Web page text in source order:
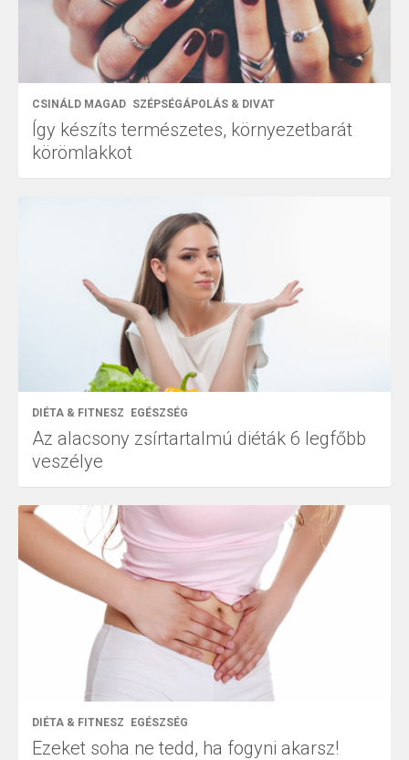
CSINÁLD MAGAD SZÉPSÉGÁPOLÁS & DIVAT
Így készíts természetes, környezetbarát
körömlakkot
DIÉTA & FITNESZ EGÉSZSÉG
Az alacsony zsírtartalmú diéták 6 legfőbb
veszélye
DIÉTA & FITNESZ EGÉSZSÉG
Ezeket soha ne tedd, ha fogyni akarsz!